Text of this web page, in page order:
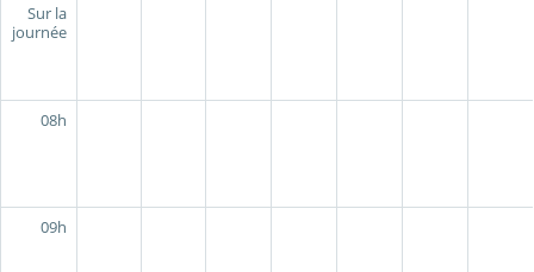
Sur la
journée
08h
09h